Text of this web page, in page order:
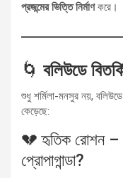
প্রজন্মের ভিত্তি নির্মাণকরে।
🌀 বলিউডে
শুধু শর্মিলা-মনসুর নয়,
কেড়েছে:
💔 হৃতিক রোশন –
প্রোপাগান্ডা?